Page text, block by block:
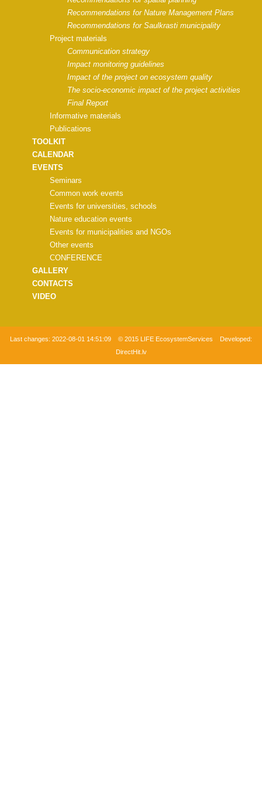
Recommendations for Nature Management Plans
Recommendations for Saulkrasti municipality
Project materials
Communication strategy
Impact monitoring guidelines
Impact of the project on ecosystem quality
The socio-economic impact of the project activities
Final Report
Informative materials
Publications
TOOLKIT
CALENDAR
EVENTS
Seminars
Common work events
Events for universities, schools
Nature education events
Events for municipalities and NGOs
Other events
CONFERENCE
GALLERY
CONTACTS
VIDEO
Last changes: 2022-08-01 14:51:09 © 2015 LIFE EcosystemServices Developed:
DirectHit.lv